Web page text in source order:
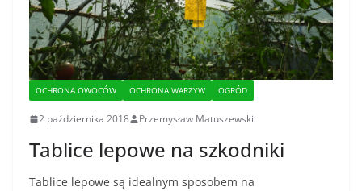
OCHRONA OWOCÓW OCHRONA WARZYW OGRÓD
2 października 2018 Przemysław Matuszewski
Tablice lepowe na szkodniki
Tablice lepowe są idealnym sposobem na